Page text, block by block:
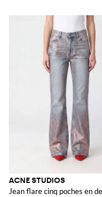
ACNE STUDIOS
Jean flare cinq poches en